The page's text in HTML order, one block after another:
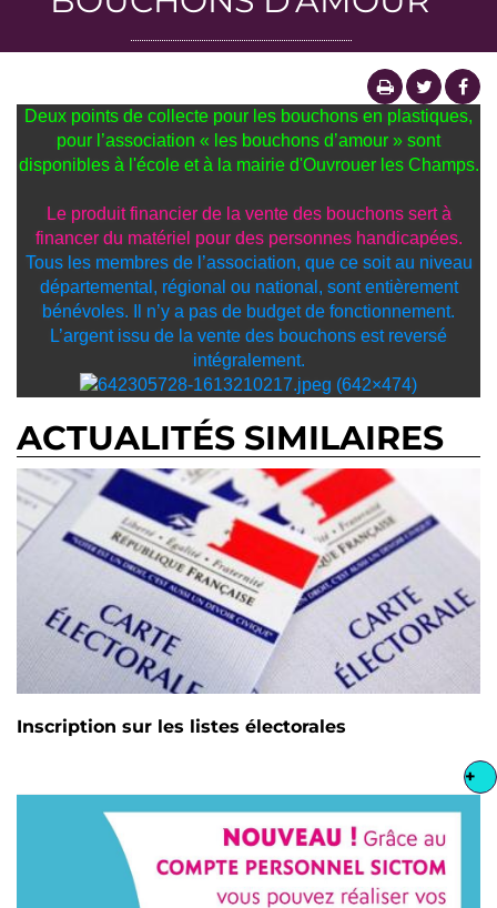
Deux points de collecte pour les bouchons en plastiques,
pour l’association « les bouchons d’amour » sont
disponibles à l'école et à la mairie d'Ouvrouer les Champs.
Le produit financier de la vente des bouchons sert à
financer du matériel pour des personnes handicapées.
Tous les membres de l’association, que ce soit au niveau
départemental, régional ou national, sont entièrement
bénévoles. Il n’y a pas de budget de fonctionnement.
L’argent issu de la vente des bouchons est reversé
intégralement.
ACTUALITÉS SIMILAIRES
Inscription sur les listes électorales
+